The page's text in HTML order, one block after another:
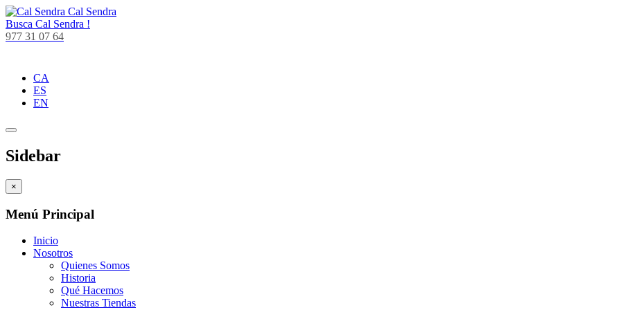
Cal Sendra
Busca Cal Sendra !
977 31 07 64
CA
ES
EN
Sidebar
×
Menú Principal
Inicio
Nosotros
Quienes Somos
Historia
Qué Hacemos
Nuestras Tiendas